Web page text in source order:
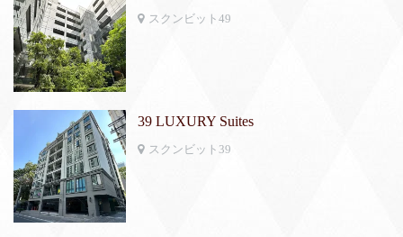
スクンビット49
39 LUXURY Suites
スクンビット39